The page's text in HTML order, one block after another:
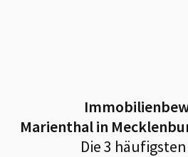
Marienthal in
Die 3